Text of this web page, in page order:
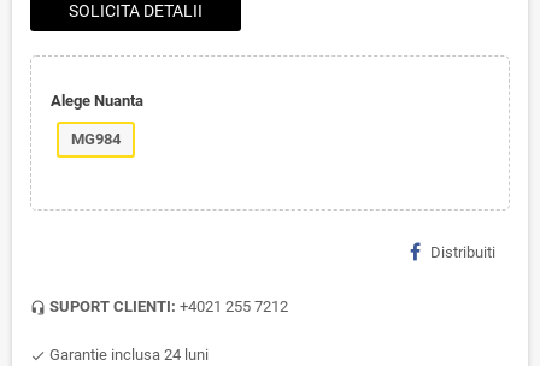
SOLICITA DETALII
Alege Nuanta
MG984
Distribuiti
headset_mic SUPORT CLIENTI: +4021 255 7212
check Garantie inclusa 24 luni